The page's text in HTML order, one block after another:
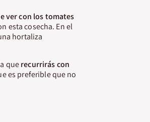
ver con los tomates
esta cosecha. En el
hortaliza
querecurrirás con
es preferible que no